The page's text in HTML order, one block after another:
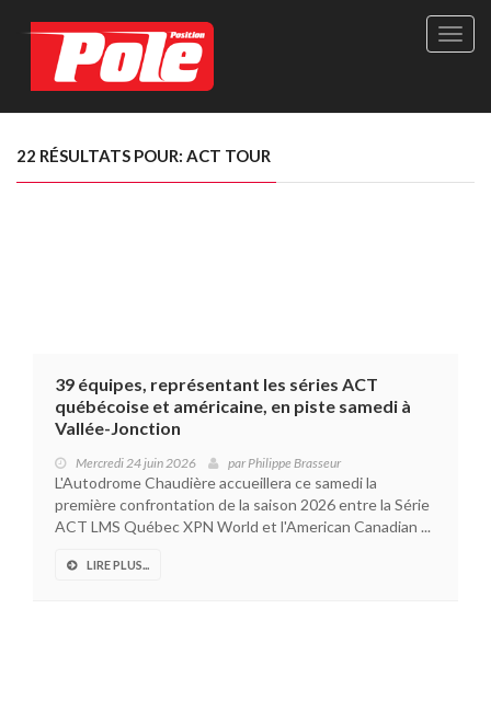
Site
Le
22 RÉSULTATS POUR: ACT TOUR
39 équipes, représentant les séries ACT
québécoise et américaine, en piste samedi à
Vallée-Jonction
Mercredi 24 juin 2026 parPhilippe Brasseur
L'Autodrome Chaudière accueillera ce samedi la
première confrontation de la saison 2026 entre la Série
ACT LMS Québec XPN World et l'American Canadian ...
LIRE PLUS...